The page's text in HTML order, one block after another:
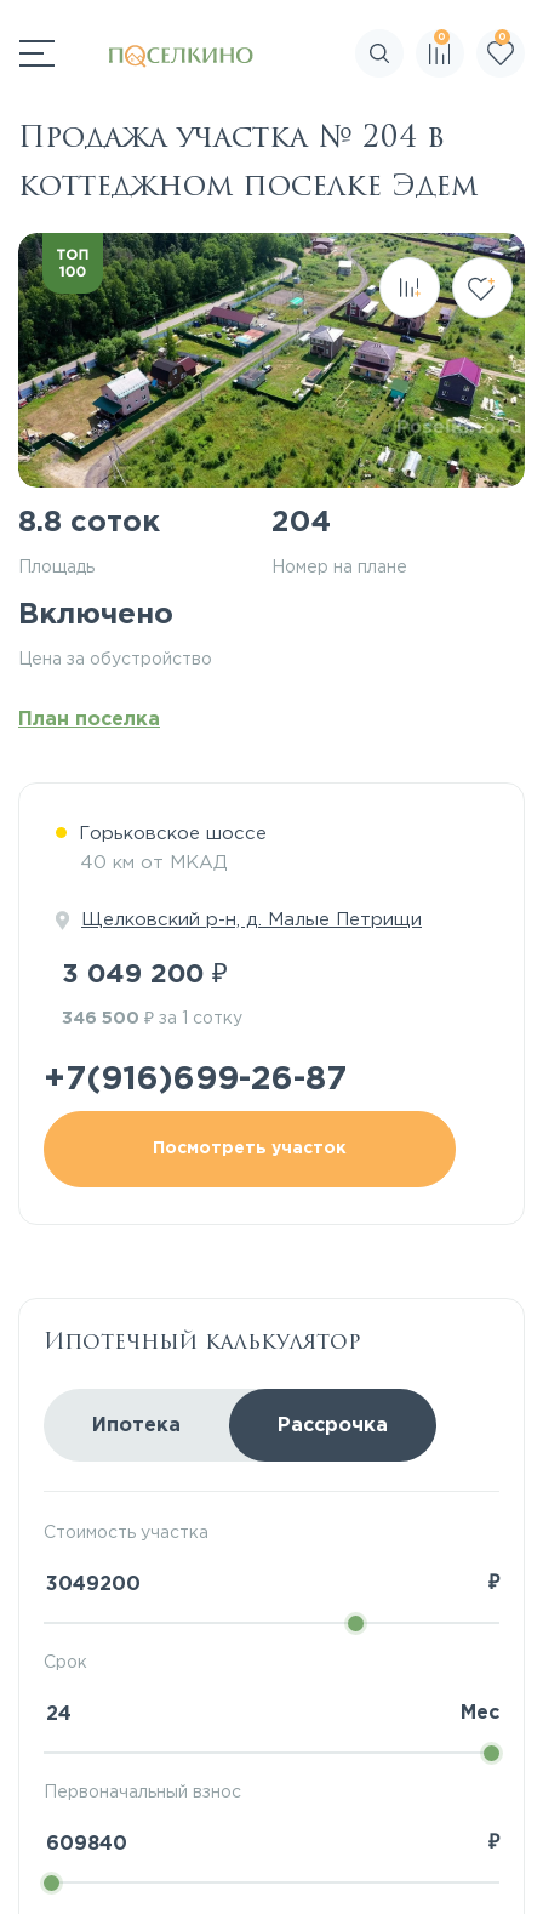
Поиск по сайту
0 0
Продажа участка № 204 в
коттеджном поселке Эдем
8.8 соток
Площадь
204
Номер на плане
Включено
Цена за обустройство
План поселка
Горьковское шоссе
40 км от МКАД
Щелковский р-н, д. Малые Петрищи
3 049 200 ₽
346 500 ₽ за 1 сотку
+7(916)699-26-87
Посмотреть участок
Ипотечный калькулятор
Ипотека Рассрочка
Стоимость участка
₽
Первоначальный взнос
₽
Срок
Мес